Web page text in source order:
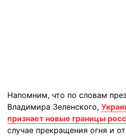
Напомним, что по словам
Владимира Зеленского,
признает новые границы
случае прекращения огня и